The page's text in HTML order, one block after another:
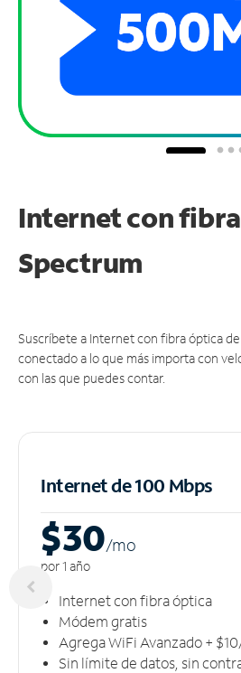
Internet con
Spectrum
Suscríbete a Internet con fibra óptica
conectado a lo que más importa con
con las que puedes contar.
Internet de 100 Mbps
$30/mo
por 1 año
Internet con fibra óptica
Módem gratis
Agrega WiFi Avanzado +
Sin límite de datos, sin